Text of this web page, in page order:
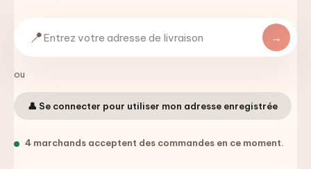
📍 →
ou
👤 Se connecter pour utiliser mon adresse enregistrée
4 marchands acceptent des commandes en ce moment.